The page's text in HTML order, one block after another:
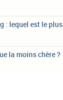
: lequel est le plus
la moins chère ?